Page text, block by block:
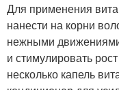
Для применения
нанести на корни
нежными
и стимулировать
несколько капель